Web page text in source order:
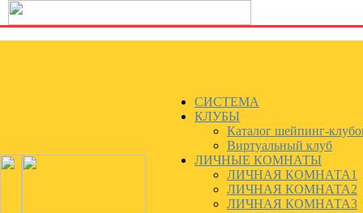
СИСТЕМА
КЛУБЫ
Каталог шейпинг-
Виртуальный клуб
ЛИЧНЫЕ КОМНАТЫ
ЛИЧНАЯ КОМНАТА1
ЛИЧНАЯ КОМНАТА2
ЛИЧНАЯ КОМНАТА3